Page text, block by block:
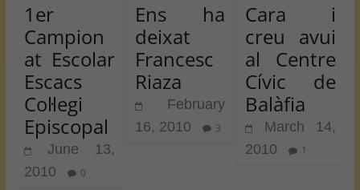
1er
Campion
at Escolar
Escacs
Col·legi
Episcopal
June 13,
2010
0
Ens ha
deixat
Francesc
Riaza
February
16, 2010
3
Cara i
creu avui
al Centre
Cívic de
Balàfia
March 14,
2010
1